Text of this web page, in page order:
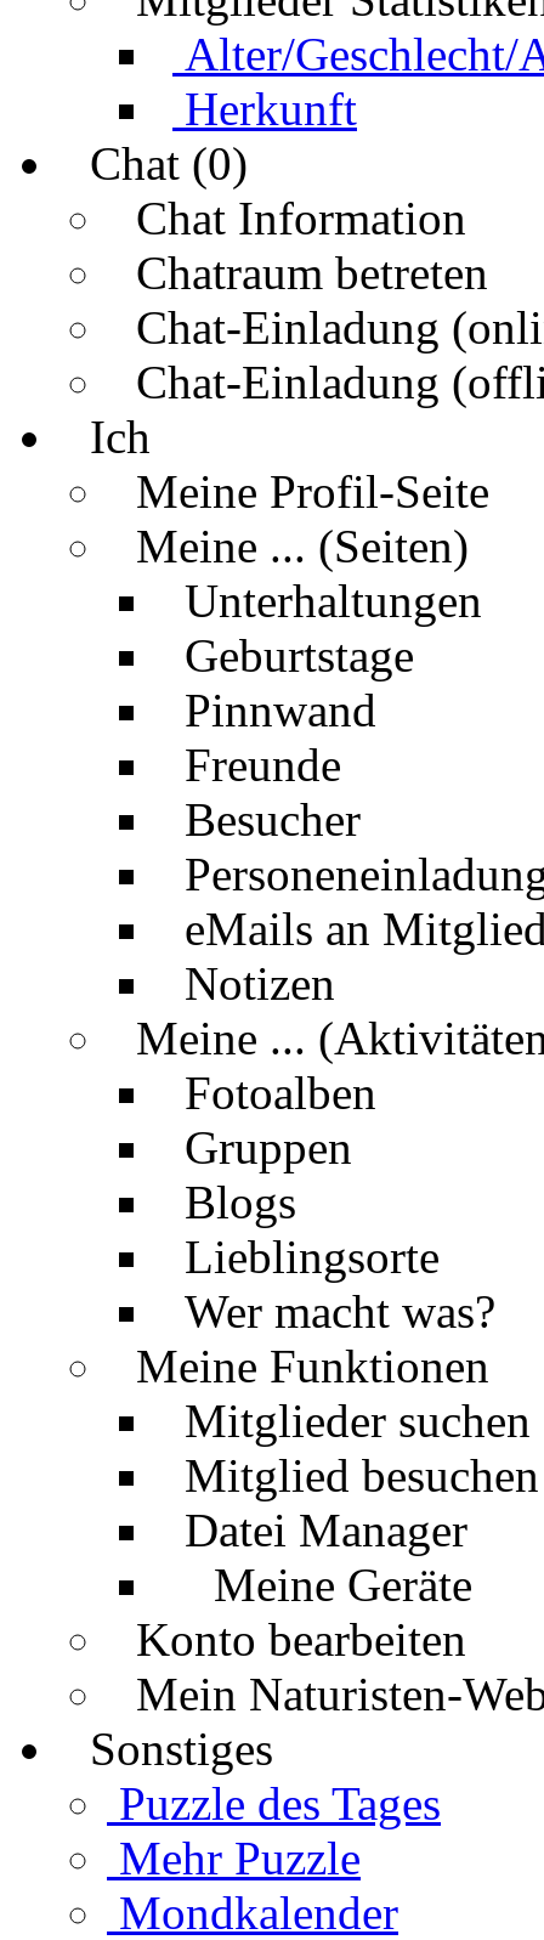
Alter/Geschlecht/
Herkunft
Chat (0)
Chat Information
Chatraum betreten
Chat-Einladung
Chat-Einladung
Ich
Meine Profil-Seite
Meine ... (Seiten)
Unterhaltungen
Geburtstage
Pinnwand
Freunde
Besucher
eMails an
Notizen
Meine ...
Fotoalben
Gruppen
Blogs
Lieblingsorte
Wer macht was?
Meine Funktionen
Mitglieder suchen
Mitglied besuchen
Datei Manager
Meine Geräte
Konto bearbeiten
Mein Naturisten-
Sonstiges
Puzzle des Tages
Mehr Puzzle
Mondkalender